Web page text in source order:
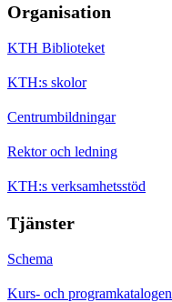
Organisation
KTH Biblioteket
KTH:s skolor
Centrumbildningar
Rektor och ledning
KTH:s verksamhetsstöd
Tjänster
Schema
Kurs- och programkatalogen